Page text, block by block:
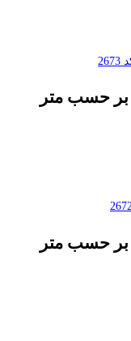
بر حسب متر
بر حسب متر